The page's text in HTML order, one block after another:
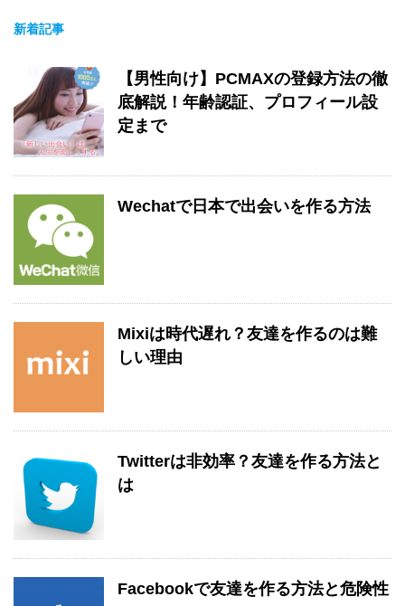
新着記事
【男性向け】PCMAXの登録方法の徹
底解説！年齢認証、プロフィール設
定まで
Wechatで日本で出会いを作る方法
Mixiは時代遅れ？友達を作るのは難
しい理由
Twitterは非効率？友達を作る方法と
は
Facebookで友達を作る方法と危険性